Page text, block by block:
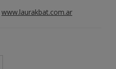
www.laurakbat.com.ar